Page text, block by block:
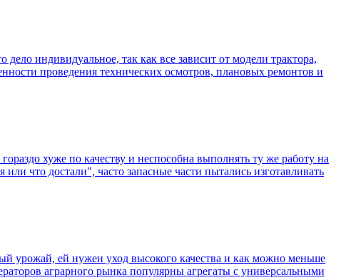
индивидуальное, так как все зависит от модели трактора,
проведения технических осмотров, плановых ремонтов и
хуже по качеству и неспособна выполнять ту же работу на
что достали", часто запасные части пытались изготавливать
урожай, ей нужен уход высокого качества и как можно меньше
аграрного рынка популярны агрегаты с универсальными